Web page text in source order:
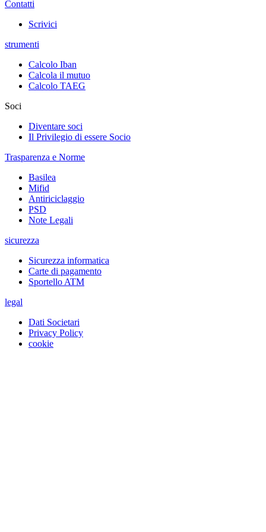
Contatti
Scrivici
strumenti
Calcolo Iban
Calcola il mutuo
Calcolo TAEG
Soci
Diventare soci
Il Privilegio di essere Socio
Trasparenza e Norme
Basilea
Mifid
Antiriciclaggio
PSD
Note Legali
sicurezza
Sicurezza informatica
Carte di pagamento
Sportello ATM
legal
Dati Societari
Privacy Policy
cookie